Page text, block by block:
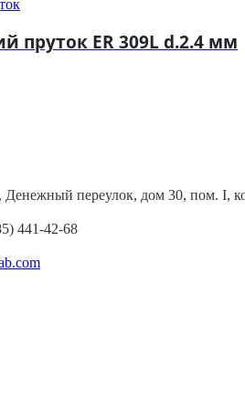
пруток ER 309L d.2.4 мм
Денежный переулок, дом 30, пом. I,
441-42-68